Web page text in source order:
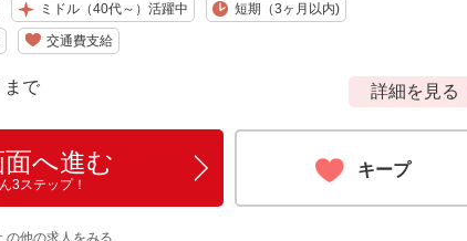
ミドル（40代～）活躍中 短期（3ヶ月以内)
交通費支給
まで 詳細を見る
へ進む
3ステップ！
キープ
の他の求人をみる